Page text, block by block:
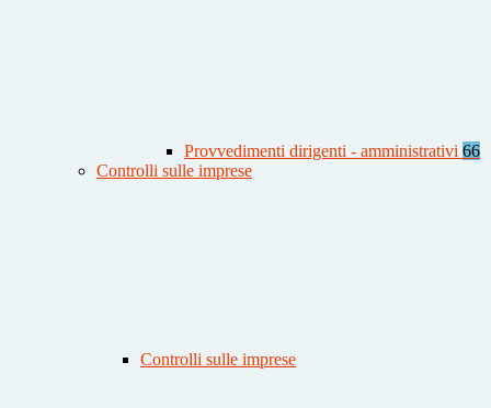
Provvedimenti dirigenti - amministrativi 66
Controlli sulle imprese
Controlli sulle imprese